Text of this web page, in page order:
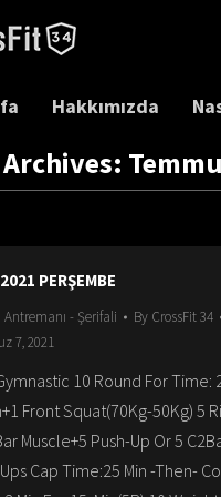
Hakkımızda
PERŞEMBE
- Şerifali By CrossFit 34
7, 2021
10 Round For Time:
Front Squat(70Kg-50Kg) 5
Muscle+5 Push-Up Or 5
Cap Time:25 Min -Then-